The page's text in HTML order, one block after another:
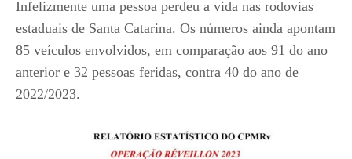
Infelizmente uma pessoa perdeu a vida nas rodovias
estaduais de Santa Catarina. Os números ainda apontam
85 veículos envolvidos, em comparação aos 91 do ano
anterior e 32 pessoas feridas, contra 40 do ano de
2022/2023.